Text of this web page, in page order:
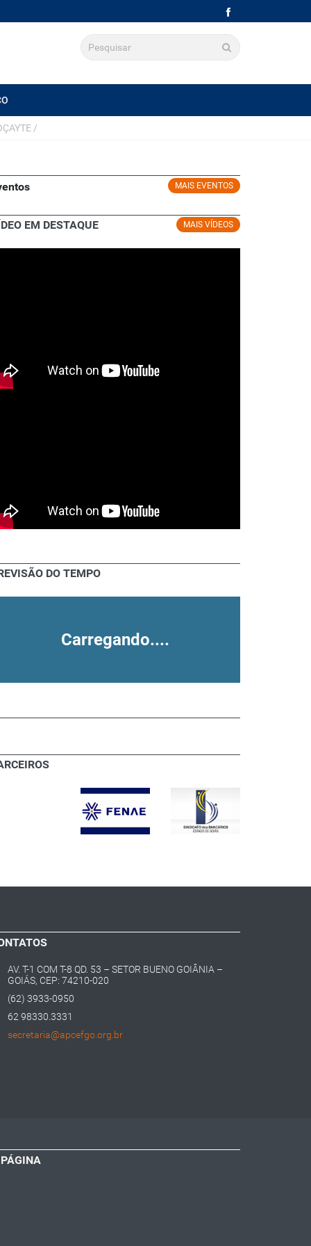
/
MAIS EVENTOS
MAIS VÍDEOS
EM DESTAQUE
DO TEMPO
Carregando....
AV. T-1 COM T-8 QD. 53 – SETOR BUENO GOIÂNIA –
GOIÁS, CEP: 74210-020
(62) 3933-0950
62 98330.3331
secretaria@apcefgo.org.br